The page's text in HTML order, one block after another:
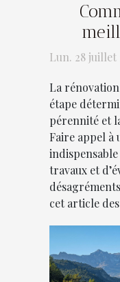
Lun. 28 juillet
La
étape
pérennité et
Faire appel à
travaux et
cet article